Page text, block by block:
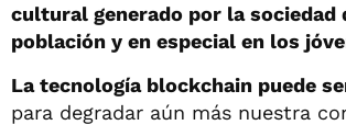
cultural generado por la sociedad
población y en especial en los
La tecnología blockchain puede
para degradar aún más nuestra